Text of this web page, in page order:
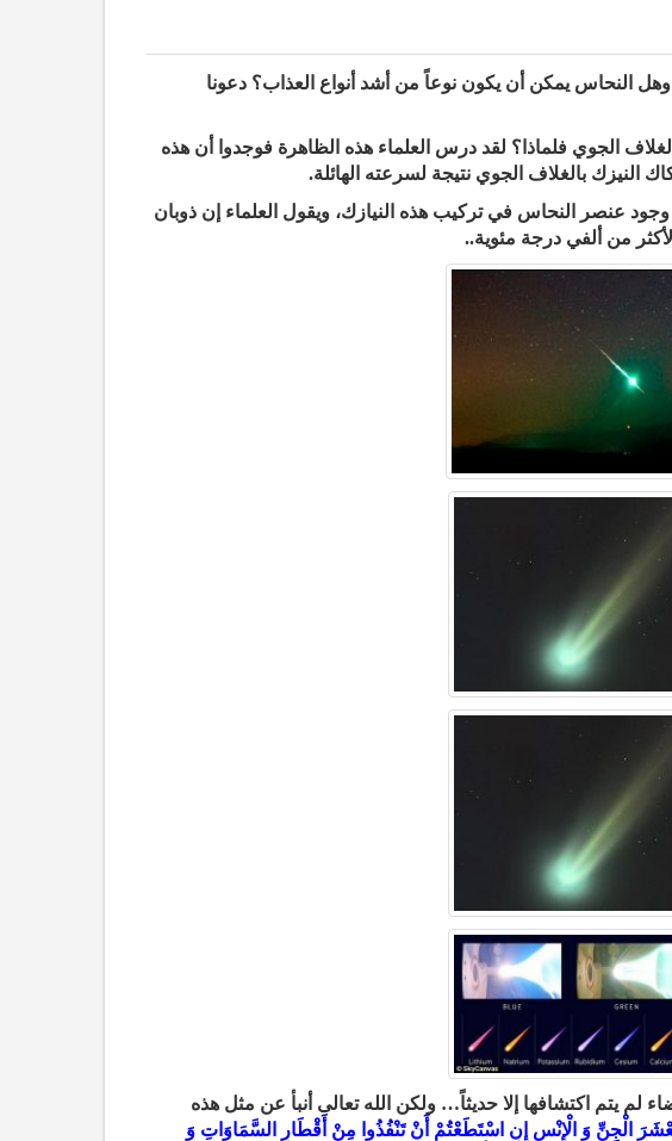
النحاس يمكن أن يكون نوعاً من أشد أنواع العذاب؟ دعونا
الجوي فلماذا؟ لقد درس العلماء هذه الظاهرة فوجدوا أن هذه
النيزك بالغلاف الجوي نتيجة لسرعته الهائلة.
عنصر النحاس في تركيب هذه النيازك، ويقول العلماء إن ذوبان
من ألفي درجة مئوية..
لم يتم اكتشافها إلا حديثاً… ولكن الله تعالى أنبأ عن مثل هذه
الْجِنِّ وَ الْإِنْسِ إِنِ اسْتَطَعْتُمْ أَنْ تَنْفُذُوا مِنْ أَقْطَارِ
السَّمَاوَاتِ وَ